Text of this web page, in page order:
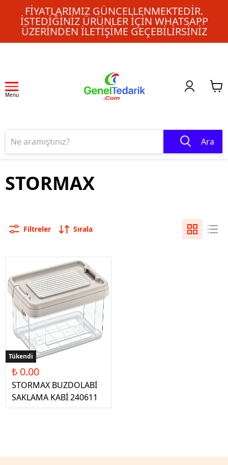
FIYATLARIMIZ GÜNCELLENMEKTEDIR.
İSTEDIĞINIZ ÜRÜNLER IÇIN WHATSAPP
ÜZERINDEN ILETIŞIME GEÇEBILIRSINIZ
Menu
Ara
STORMAX
Filtreler Sırala
Tükendi
₺ 0.00
STORMAX BUZDOLABİ
SAKLAMA KABİ 240611